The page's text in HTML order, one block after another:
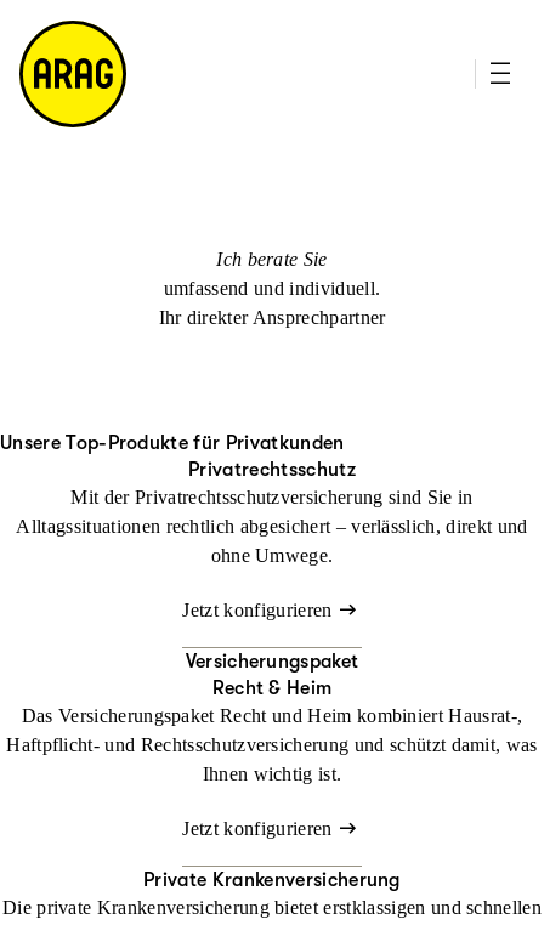
m
a
p
Ich berate Sie
umfassend und individuell.
Ihr direkter Ansprechpartner
Unsere Top-Produkte für Privatkunden
Privatrechtsschutz
Mit der Privatrechtsschutzversicherung sind Sie in
Alltagssituationen rechtlich abgesichert – verlässlich, direkt und
ohne Umwege.
Jetzt konfigurieren
Versicherungspaket
Recht & Heim
Das Versicherungspaket Recht und Heim kombiniert Hausrat-,
Haftpflicht- und Rechtsschutzversicherung und schützt damit, was
Ihnen wichtig ist.
Jetzt konfigurieren
Private Krankenversicherung
Die private Krankenversicherung bietet erstklassigen und schnellen